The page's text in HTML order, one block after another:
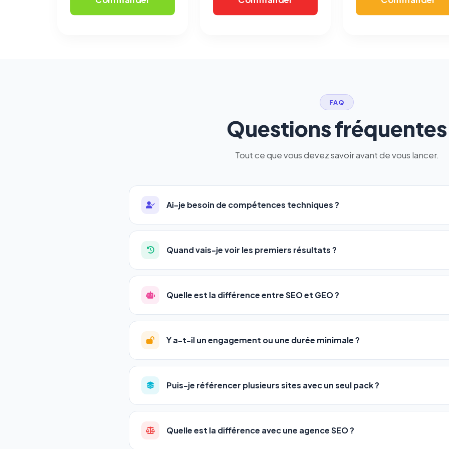
FAQ
Questions fréquentes
Tout ce que vous devez savoir avant de vous lancer.
Ai-je besoin de compétences techniques ?
Absolument pas. Notre logiciel a été conçu pour être accessible àtous les profils:
auto-entrepreneurs, PME ou agences. Pas de code, pas de configuration complexe —
l'adresse de votre site, décrivez votre activité, et le logiciel gère tout en automatique
Quand vais-je voir les premiers résultats ?
La plupart de nos utilisateurs observent une amélioration de leur positionnement en4
progression
votre tableau de bord.
Quelle est la différence entre SEO et GEO ?
LeSEO(Search Engine Optimization) vous positionne sur les moteurs classiques :
GEO(Generative Engine Optimization) va plus loin : il fait en sorte que les IA
Gemini et Perplexity
vous citent comme référence dans leurs réponses. Notre
deux simultanément et automatiquement.
Y a-t-il un engagement ou une durée minimale ?
Aucun engagement.Tous nos packs sont résiliables à tout moment, directement
en un clic, ou en nous contactant par téléphone (09 73 89 23 94) ou via le support en
pas de frais cachés. Votre liberté est totale.
Puis-je référencer plusieurs sites avec un seul pack ?
Oui ! Chaque pack couvre un nombre de sites différent :
Standard
Quelle est la différence avec une agence SEO ?